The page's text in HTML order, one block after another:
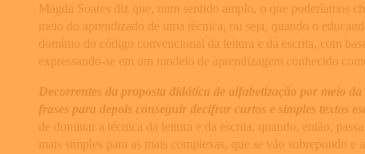
Magda Soares diz que, num sentido amplo, o que poderíamos
meio do aprendizado de uma técnica, ou seja, quando o
domínio do código convencional da leitura e da escrita, com
expressando-se em um modelo de aprendizagem conhecido
Decorrentes da proposta didática de alfabetização por meio
frases para depois conseguir decifrar curtos e simples textos
de dominar a técnica da leitura e da escrita, quando, então,
mais simples para as mais complexas, que se vão sobrepondo